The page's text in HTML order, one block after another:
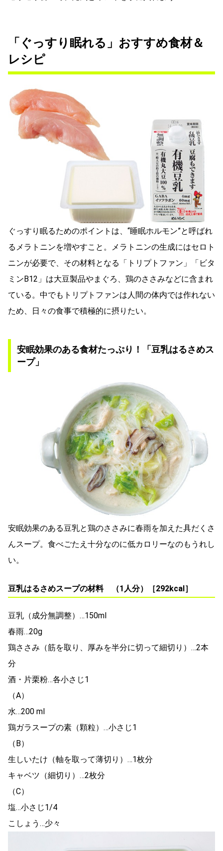
「ぐっすり眠れる」おすすめ食材＆
レシピ
ぐっすり眠るためのポイントは、“睡眠ホルモン”と呼ばれ
るメラトニンを増やすこと。メラトニンの生成にはセロト
ニンが必要で、その材料となる「トリプトファン」「ビタ
ミンB12」は大豆製品やまぐろ、鶏のささみなどに含まれ
ている。中でもトリプトファンは人間の体内では作れない
ため、日々の食事で積極的に摂りたい。
安眠効果のある食材たっぷり！「豆乳はるさめス
ープ」
安眠効果のある豆乳と鶏のささみに春雨を加えた具だくさ
んスープ。食べごたえ十分なのに低カロリーなのもうれし
い。
豆乳はるさめスープの材料 （1人分）［292kcal］
豆乳（成分無調整）…150ml
春雨…20g
鶏ささみ（筋を取り、厚みを半分に切って細切り）…2本
分
酒・片栗粉…各小さじ1
（A）
水…200 ml
鶏ガラスープの素（顆粒）…小さじ1
（B）
生しいたけ（軸を取って薄切り）…1枚分
キャベツ（細切り）…2枚分
（C）
塩…小さじ1/4
こしょう…少々